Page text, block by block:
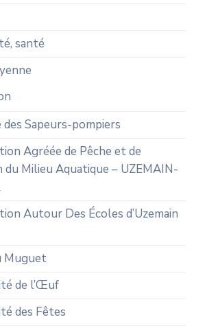
santé
des Sapeurs-pompiers
Agréée de Pêche et de
Milieu Aquatique – UZEMAIN-
Autour Des Écoles d’Uzemain
Muguet
de l’Œuf
des Fêtes